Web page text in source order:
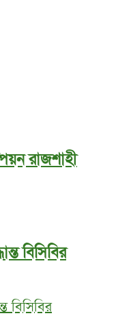
রাজশাহী
বিসিবির